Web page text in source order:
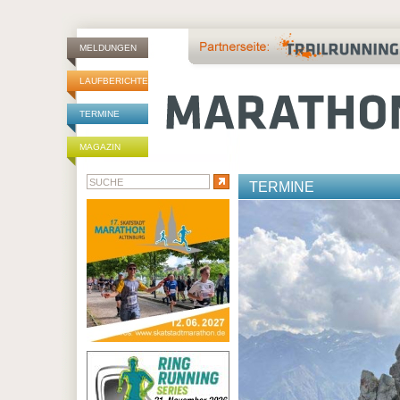
MELDUNGEN
LAUFBERICHTE
TERMINE
MAGAZIN
TERMINE